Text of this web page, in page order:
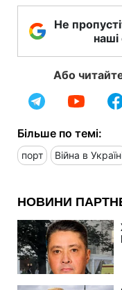
Не
Або
Більше по темі:
порт Війна в